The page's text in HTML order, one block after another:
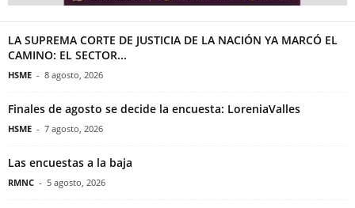
LA SUPREMA CORTE DE JUSTICIA DE LA NACIÓN YA MARCÓ EL
CAMINO: EL SECTOR...
HSME - 8 agosto, 2026
Finales de agosto se decide la encuesta: LoreniaValles
HSME - 7 agosto, 2026
Las encuestas a la baja
RMNC - 5 agosto, 2026